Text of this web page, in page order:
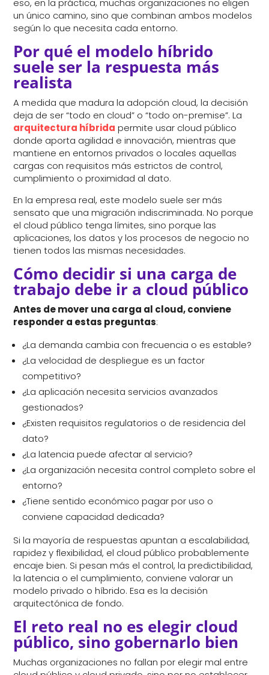
eso, en la práctica, muchas organizaciones no eligen
un único camino, sino que combinan ambos modelos
según lo que necesita cada entorno.
Por qué el modelo híbrido
suele ser la respuesta más
realista
A medida que madura la adopción cloud, la decisión
deja de ser “todo en cloud” o “todo on-premise”. La
arquitectura híbrida permite usar cloud público
donde aporta agilidad e innovación, mientras que
mantiene en entornos privados o locales aquellas
cargas con requisitos más estrictos de control,
cumplimiento o proximidad al dato.
En la empresa real, este modelo suele ser más
sensato que una migración indiscriminada. No porque
el cloud público tenga límites, sino porque las
aplicaciones, los datos y los procesos de negocio no
tienen todos las mismas necesidades.
Cómo decidir si una carga de
trabajo debe ir a cloud público
Antes de mover una carga al cloud, conviene
responder a estas preguntas:
¿La demanda cambia con frecuencia o es estable?
¿La velocidad de despliegue es un factor
competitivo?
¿La aplicación necesita servicios avanzados
gestionados?
¿Existen requisitos regulatorios o de residencia del
dato?
¿La latencia puede afectar al servicio?
¿La organización necesita control completo sobre el
entorno?
¿Tiene sentido económico pagar por uso o
conviene capacidad dedicada?
Si la mayoría de respuestas apuntan a escalabilidad,
rapidez y flexibilidad, el cloud público probablemente
encaje bien. Si pesan más el control, la predictibilidad,
la latencia o el cumplimiento, conviene valorar un
modelo privado o híbrido. Esa es la decisión
arquitectónica de fondo.
El reto real no es elegir cloud
público, sino gobernarlo bien
Muchas organizaciones no fallan por elegir mal entre